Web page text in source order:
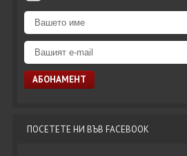
ПОСЕТЕТЕ НИ ВЪВ FACEBOOK